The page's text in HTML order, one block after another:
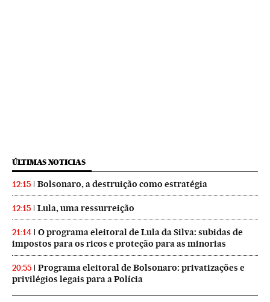
ÚLTIMAS NOTICIAS
12:15 Bolsonaro, a destruição como estratégia
12:15 Lula, uma ressurreição
21:14
O programa eleitoral de Lula da Silva: subidas de
impostos para os ricos e proteção para as minorias
20:55
Programa eleitoral de Bolsonaro: privatizações e
privilégios legais para a Polícia